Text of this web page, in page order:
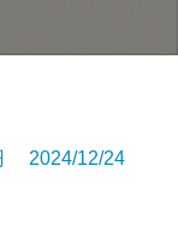
2024/12/24